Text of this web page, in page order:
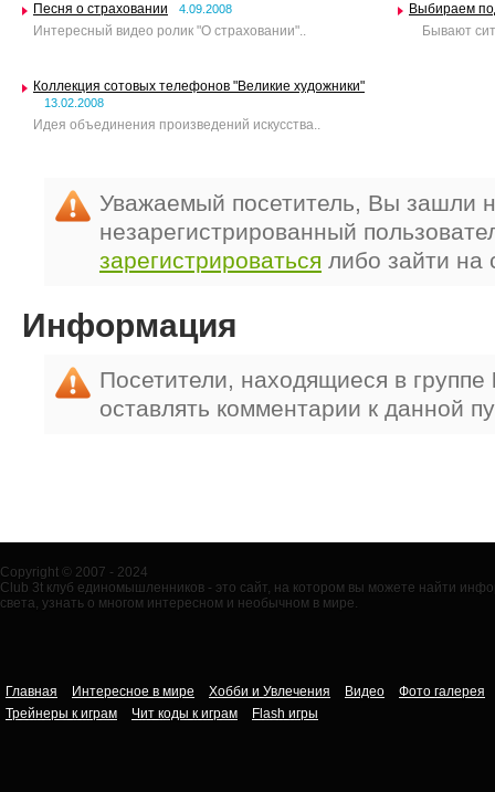
Песня о страховании 4.09.2008
Интересный видео ролик "О страховании"..
Выбираем
Бывают
Коллекция сотовых телефонов "Великие художники"
13.02.2008
Идея объединения произведений искусства..
Уважаемый посетитель, Вы зашли
незарегистрированный
зарегистрироваться либо зайти на
Информация
Посетители, находящиеся в группе
оставлять комментарии к данной
Copyright © 2007 - 2024
Club 3t клуб единомышленников - это сайт, на котором вы можете найти
света, узнать о многом интересном и необычном в мире.
Главная Интересное в мире Хобби и Увлечения Видео
Фото галерея
Трейнеры к играм
Чит коды к играм Flash игры